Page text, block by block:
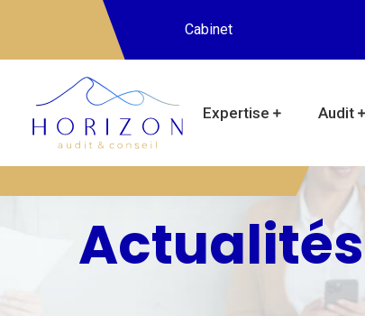
Cabinet
Expertise Audit
Actualités